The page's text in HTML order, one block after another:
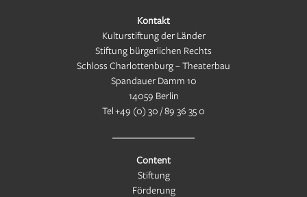
Kontakt
Kulturstiftung der Länder
Stiftung bürgerlichen Rechts
Schloss Charlottenburg – Theaterbau
Spandauer Damm 10
14059 Berlin
Tel+49 (0) 30 / 89 36 35 0
Content
Stiftung
Förderung